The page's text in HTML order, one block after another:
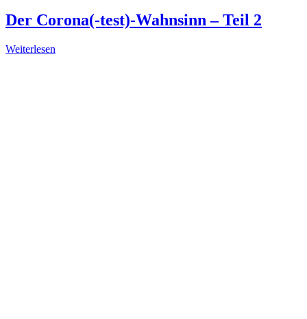
Der Corona(-test)-Wahnsinn – Teil 2
Weiterlesen